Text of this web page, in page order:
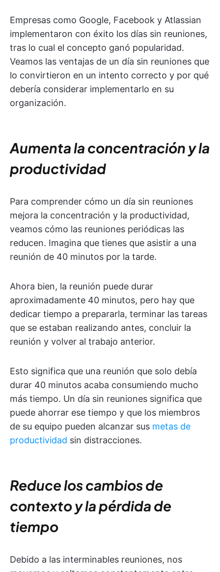
Empresas como Google, Facebook y Atlassian
implementaron con éxito los días sin reuniones,
tras lo cual el concepto ganó popularidad.
Veamos las ventajas de un día sin reuniones que
lo convirtieron en un intento correcto y por qué
debería considerar implementarlo en su
organización.
Aumenta la concentración y la
productividad
Para comprender cómo un día sin reuniones
mejora la concentración y la productividad,
veamos cómo las reuniones periódicas las
reducen. Imagina que tienes que asistir a una
reunión de 40 minutos por la tarde.
Ahora bien, la reunión puede durar
aproximadamente 40 minutos, pero hay que
dedicar tiempo a prepararla, terminar las tareas
que se estaban realizando antes, concluir la
reunión y volver al trabajo anterior.
Esto significa que una reunión que solo debía
durar 40 minutos acaba consumiendo mucho
más tiempo. Un día sin reuniones significa que
puede ahorrar ese tiempo y que los miembros
de su equipo pueden alcanzar sus metas de
productividad sin distracciones.
Reduce los cambios de
contexto y la pérdida de
tiempo
Debido a las interminables reuniones, nos